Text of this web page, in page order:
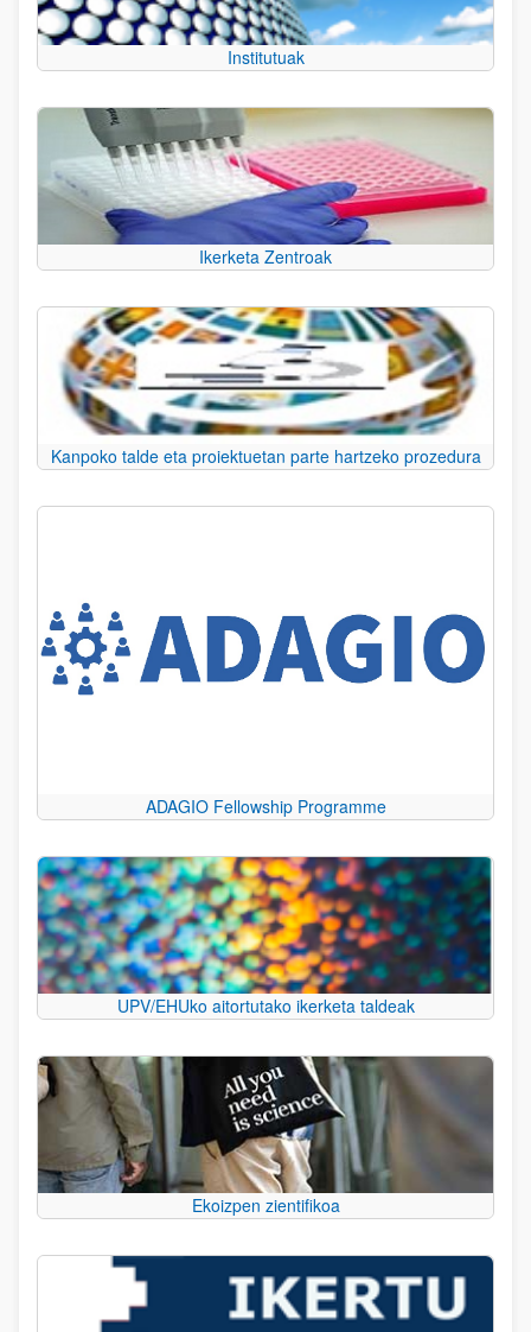
Institutuak
Ikerketa Zentroak
Kanpoko talde eta proiektuetan parte hartzeko prozedura
ADAGIO Fellowship Programme
UPV/EHUko aitortutako ikerketa taldeak
Ekoizpen zientifikoa